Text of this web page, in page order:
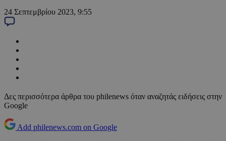
24 Σεπτεμβρίου 2023, 9:55
Δες περισσότερα άρθρα του philenews όταν αναζητάς ειδήσεις στην
Google
Add philenews.com on Google